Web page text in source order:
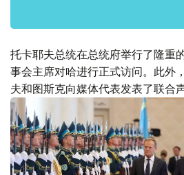
托卡耶夫总统在总统府举行了隆重
事会主席对哈进行正式访问。此外
夫和图斯克向媒体代表发表了联合声